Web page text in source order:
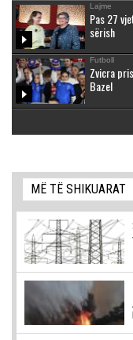
Lajme
Pas 27
sërish
Futboll
Zvicra
Bazel
MË TË SHIKUARAT